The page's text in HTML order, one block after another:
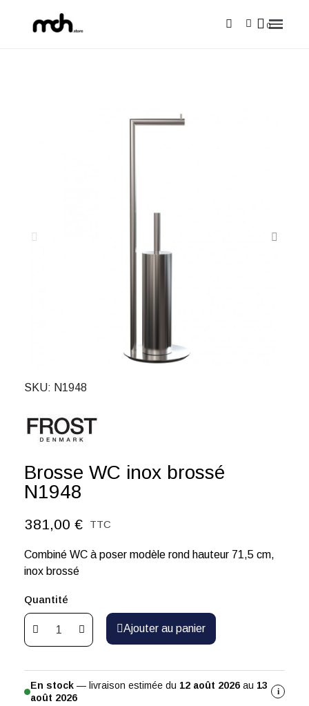
SKU N1948
Brosse WC inox brossé
N1948
381,00 € TTC
Combiné WC à poser modèle rond hauteur 71,5 cm,
inox brossé
Quantité
Ajouter au panier
En stock — livraison estimée du 12 août 2026 au 13
août 2026
i